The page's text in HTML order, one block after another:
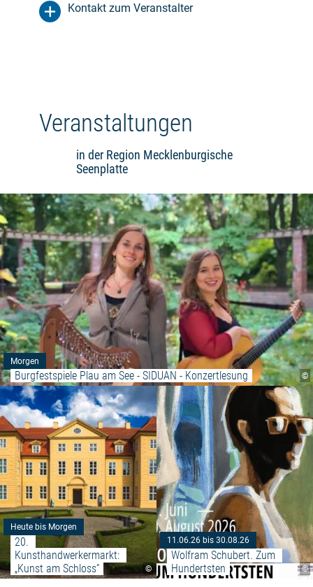
Kontakt zum Veranstalter
Veranstaltungen
in der Region Mecklenburgische
Seenplatte
©
Morgen
Burgfestspiele Plau am See - SIDUAN - Konzertlesung
©
Heute bis Morgen
20.
Kunsthandwerkermarkt:
„Kunst am Schloss“
Weiterlesen: "20.
©
11.06.26 bis 30.08.26
Wolfram Schubert. Zum
Hundertsten